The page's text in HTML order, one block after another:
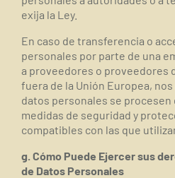
exija la Ley.
En caso de transferencia o
personales por parte de una
a proveedores o proveedores
fuera de la Unión Europea,
datos personales se procesen
medidas de seguridad y
compatibles con las que
g. Cómo Puede Ejercer sus
de Datos Personales